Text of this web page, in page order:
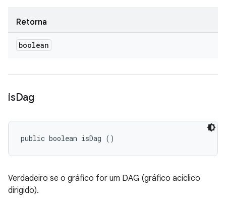
Retorna
boolean
isDag
public boolean isDag ()
Verdadeiro se o gráfico for um DAG (gráfico acíclico
dirigido).